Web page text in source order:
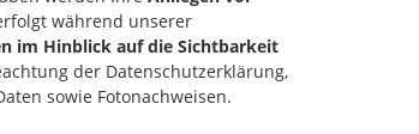
während unserer
im Hinblick auf die Sichtbarkeit
der Datenschutzerklärung,
sowie Fotonachweisen.